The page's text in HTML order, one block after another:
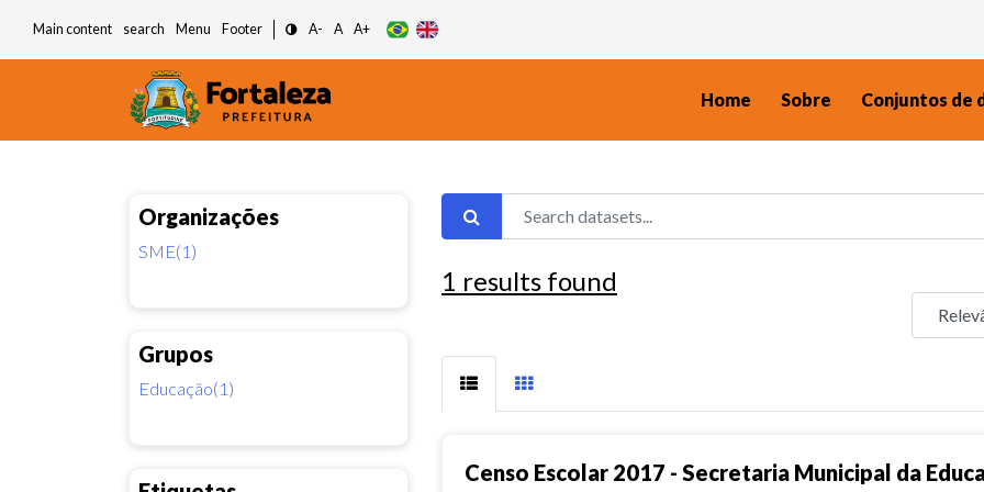
Main content search Menu Footer A- A A+
Home Sobre Conjuntos de
Organizações
SME(1)
Grupos
Educação(1)
1 results found
Censo Escolar 2017 - Secretaria Municipal da